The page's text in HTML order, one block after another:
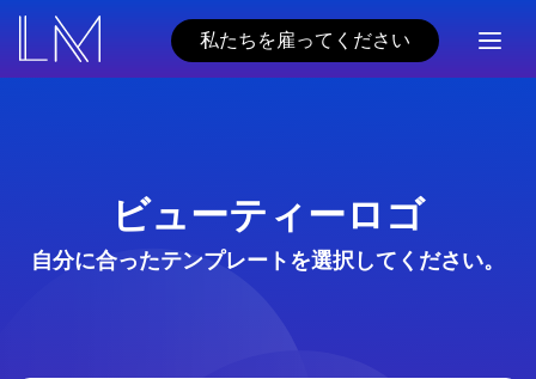
私たちを雇ってください
ビューティーロゴ
自分に合ったテンプレートを選択してください。